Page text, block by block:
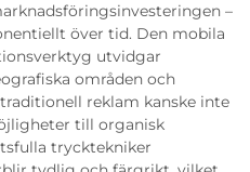
–
över tid. Den mobila
utvidgar
områden och
reklam kanske inte
till organisk
trycktekniker